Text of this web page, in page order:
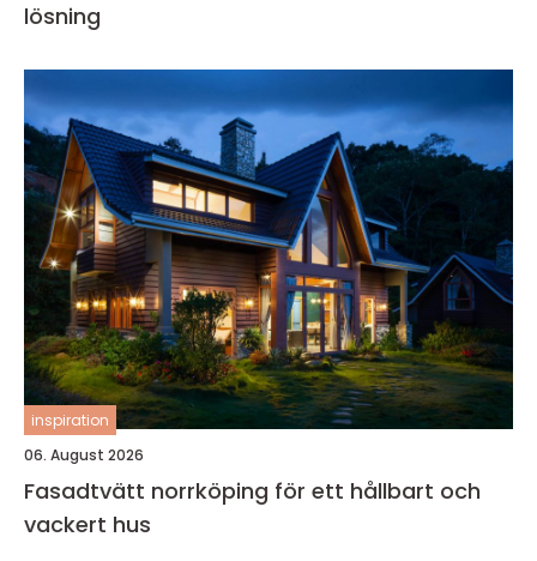
lösning
inspiration
06. August 2026
Fasadtvätt norrköping för ett hållbart och
vackert hus